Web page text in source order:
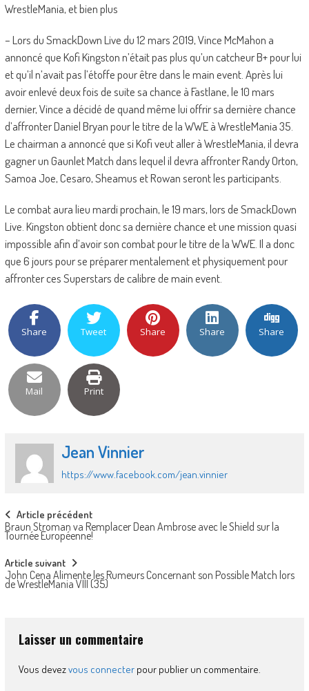
WrestleMania, et bien plus
– Lors du SmackDown Live du 12 mars 2019, Vince McMahon a
annoncé que Kofi Kingston n’était pas plus qu’un catcheur B+ pour lui
et qu’il n’avait pas l’étoffe pour être dans le main event. Après lui
avoir enlevé deux fois de suite sa chance à Fastlane, le 10 mars
dernier, Vince a décidé de quand même lui offrir sa dernière chance
d’affronter Daniel Bryan pour le titre de la WWE à WrestleMania 35.
Le chairman a annoncé que si Kofi veut aller à WrestleMania, il devra
gagner un Gaunlet Match dans lequel il devra affronter Randy Orton,
Samoa Joe, Cesaro, Sheamus et Rowan seront les participants.
Le combat aura lieu mardi prochain, le 19 mars, lors de SmackDown
Live. Kingston obtient donc sa dernière chance et une mission quasi
impossible afin d’avoir son combat pour le titre de la WWE. Il a donc
que 6 jours pour se préparer mentalement et physiquement pour
affronter ces Superstars de calibre de main event.
Share Tweet Share Share Share
Mail Print
Jean Vinnier
https://www.facebook.com/jean.vinnier
Post
navigation
Article précédent
Braun Stroman va Remplacer Dean Ambrose avec le Shield sur la
Tournée Européenne!
Article suivant
John Cena Alimente les Rumeurs Concernant son Possible Match lors
de WrestleMania VIII (35)
Laisser un commentaire
Vous devezvous connecterpour publier un commentaire.